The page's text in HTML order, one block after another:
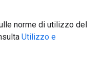
norme di utilizzo del
Utilizzo e